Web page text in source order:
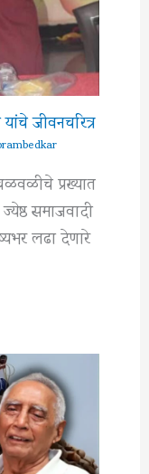
जीवनचरित्र
प्रख्यात
समाजवादी
लढा देणारे